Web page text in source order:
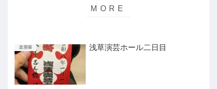
楽屋噺 浅草演芸ホール二日目